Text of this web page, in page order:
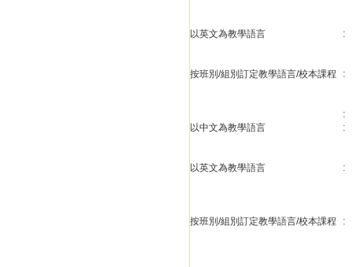
以英文為教學語言 :
按班別/組別訂定教學語言/校本課程 :
:
以中文為教學語言
:
以英文為教學語言 :
按班別/組別訂定教學語言/校本課程 :